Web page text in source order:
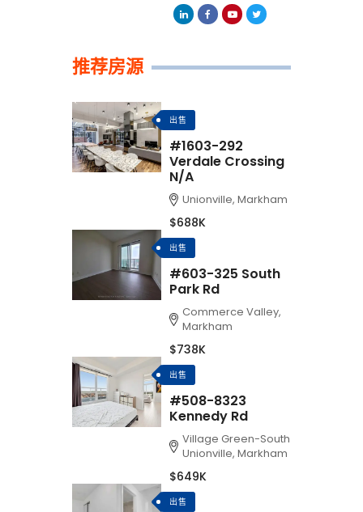
推荐房源
出售
#1603-292
Verdale Crossing
N/A
Unionville, Markham
$688K
出售
#603-325 South
Park Rd
Commerce Valley,
Markham
$738K
出售
#508-8323
Kennedy Rd
Village Green-South
Unionville, Markham
$649K
出售